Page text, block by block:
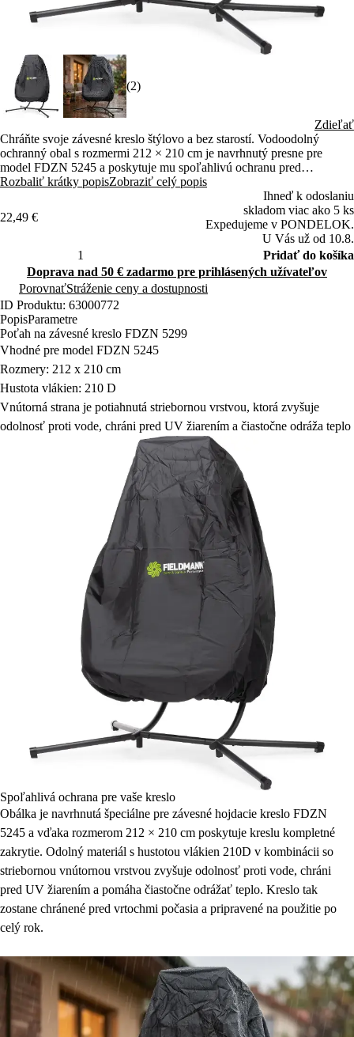
(2)
Zdieľať
Chráňte svoje závesné kreslo štýlovo a bez starostí. Vodoodolný
ochranný obal s rozmermi 212 × 210 cm je navrhnutý presne pre
model FDZN 5245 a poskytuje mu spoľahlivú ochranu pred
nepriaznivým počasím, UV žiarením aj nečistotami, vďaka čomu si
Rozbaliť krátky popisZobraziť celý popis
22,49 €
Ihneď k odoslaniu
skladom viac ako 5 ks
Expedujeme v PONDELOK.
U Vás už od 10.8.
Pridať do košíka
Doprava nad 50 € zadarmo pre prihlásených užívateľov
PorovnaťStráženie ceny a dostupnosti
ID Produktu: 63000772
PopisParametre
Poťah na závesné kreslo FDZN 5299
Vhodné pre model FDZN 5245
Rozmery: 212 x 210 cm
Hustota vlákien: 210 D
Vnútorná strana je potiahnutá striebornou vrstvou, ktorá zvyšuje
odolnosť proti vode, chráni pred UV žiarením a čiastočne odráža teplo
Spoľahlivá ochrana pre vaše kreslo
Obálka je navrhnutá špeciálne pre závesné hojdacie kreslo FDZN
5245 a vďaka rozmerom 212 × 210 cm poskytuje kreslu kompletné
zakrytie. Odolný materiál s hustotou vlákien 210D v kombinácii so
striebornou vnútornou vrstvou zvyšuje odolnosť proti vode, chráni
pred UV žiarením a pomáha čiastočne odrážať teplo. Kreslo tak
zostane chránené pred vrtochmi počasia a pripravené na použitie po
celý rok.